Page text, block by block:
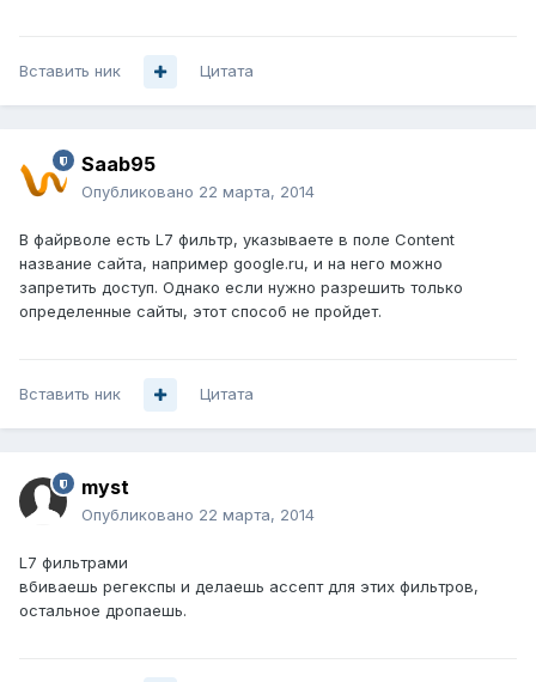
Вставить ник Цитата
Saab95
Опубликовано 22 марта, 2014
В файрволе есть L7 фильтр, указываете в поле Content
название сайта, например google.ru, и на него можно
запретить доступ. Однако если нужно разрешить только
определенные сайты, этот способ не пройдет.
Вставить ник Цитата
myst
Опубликовано 22 марта, 2014
L7 фильтрами
вбиваешь регекспы и делаешь ассепт для этих фильтров,
остальное дропаешь.